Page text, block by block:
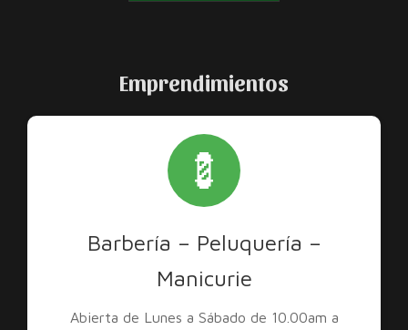
Emprendimientos
💈
Barbería – Peluquería –
Manicurie
Abierta de Lunes a Sábado de 10.00am a